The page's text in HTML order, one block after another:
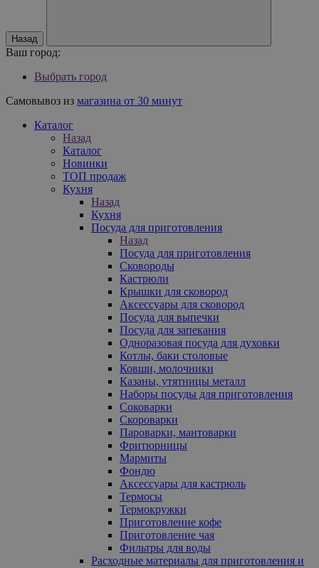
Назад
Ваш город:
Выбрать город
Самовывоз из магазина от 30 минут
Каталог
Назад
Каталог
Новинки
ТОП продаж
Кухня
Назад
Кухня
Посуда для приготовления
Назад
Посуда для приготовления
Сковороды
Кастрюли
Крышки для сковород
Аксессуары для сковород
Посуда для выпечки
Посуда для запекания
Одноразовая посуда для духовки
Котлы, баки столовые
Ковши, молочники
Казаны, утятницы металл
Наборы посуды для приготовления
Соковарки
Скороварки
Пароварки, мантоварки
Фритюрницы
Мармиты
Фондю
Аксессуары для кастрюль
Термосы
Термокружки
Приготовление кофе
Приготовление чая
Фильтры для воды
Расходные материалы для приготовления и